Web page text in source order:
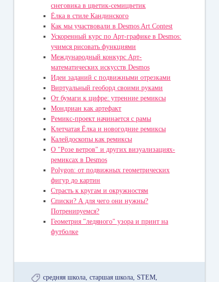
снеговика в цветик-семицветик
Ёлка в стиле Кандинского
Как мы участвовали в Desmos Art Contest
Ускоренный курс по Арт-графике в Desmos:
учимся рисовать функциями
Международный конкурс Арт-
математических искусств Desmos
Идеи заданий с подвижными отрезками
Виртуальный геоборд своими руками
От бумаги к цифре: утренние ремиксы
Мондриан как артефакт
Ремикс-проект начинается с рамы
Клетчатая Ёлка и новогодние ремиксы
Калейдоскопы как ремиксы
О "Розе ветров" и других визуализациях-
ремиксах в Desmos
Polygon: от подвижных геометрических
фигур до картин
Страсть к кругам и окружностям
Списки? А для чего они нужны?
Потренируемся?
Геометрия "ледяного" узора и принт на
футболке
средняя школа старшая школа STEM